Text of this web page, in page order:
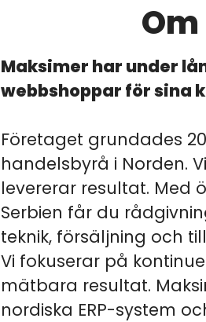
Maksimer har under
webbshoppar för sina
Företaget grundades
handelsbyrå i Norden.
levererar resultat. Med
Serbien får du
teknik, försäljning och
Vi fokuserar på
mätbara resultat.
nordiska ERP-system